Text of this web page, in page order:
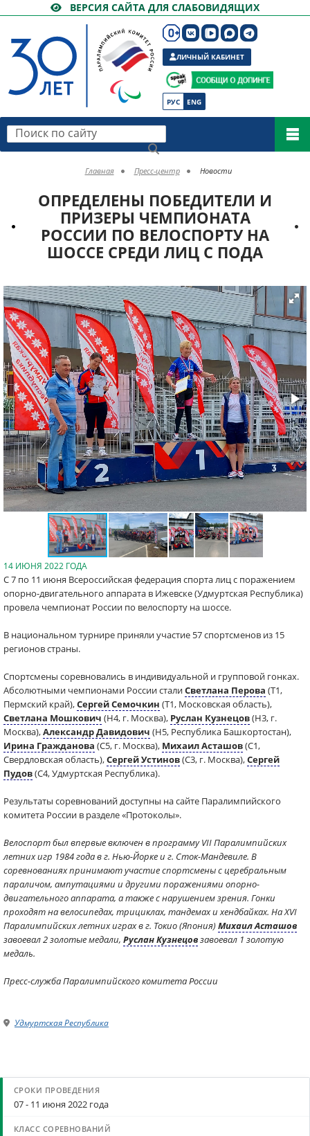
ВЕРСИЯ САЙТА ДЛЯ СЛАБОВИДЯЩИХ
РУС ENG
ЛИЧНЫЙ КАБИНЕТ
Поиск по сайту
Главная Пресс-центр Новости
ОПРЕДЕЛЕНЫ ПОБЕДИТЕЛИ И
ПРИЗЕРЫ ЧЕМПИОНАТА
РОССИИ ПО ВЕЛОСПОРТУ НА
ШОССЕ СРЕДИ ЛИЦ С ПОДА
14 ИЮНЯ 2022 ГОДА
С 7 по 11 июня Всероссийская федерация спорта лиц с поражением
опорно-двигательного аппарата в Ижевске (Удмуртская Республика)
провела чемпионат России по велоспорту на шоссе.
В национальном турнире приняли участие 57 спортсменов из 15
регионов страны.
Спортсмены соревновались в индивидуальной и групповой гонках.
Абсолютными чемпионами России сталиСветлана Перова (Т1,
Пермский край),Сергей Семочкин (Т1, Московская область),
Светлана Мошкович (Н4, г. Москва), Руслан Кузнецов(Н3, г.
Москва),Александр Давидович (Н5, Республика Башкортостан),
Ирина Гражданова (С5, г. Москва), Михаил Асташов(С1,
Свердловская область),Сергей Устинов(С3, г. Москва),Сергей
Пудов(С4, Удмуртская Республика).
Результаты соревнований доступны на сайте Паралимпийского
комитета России в разделе «Протоколы».
Велоспорт был впервые включен в программу VII Паралимпийских
летних игр 1984 года в г. Нью-Йорке и г. Сток-Мандевиле. В
соревнованиях принимают участие спортсмены с церебральным
параличом, ампутациями и другими поражениями опорно-
двигательного аппарата, а также с нарушением зрения. Гонки
проходят на велосипедах, трициклах, тандемах и хендбайках. На XVI
Паралимпийских летних играх в г. Токио (Япония)Михаил Асташов
завоевал 2 золотые медали, Руслан Кузнецовзавоевал 1 золотую
медаль.
Пресс-служба Паралимпийского комитета России
Удмуртская Республика
07 - 11 июня 2022 года